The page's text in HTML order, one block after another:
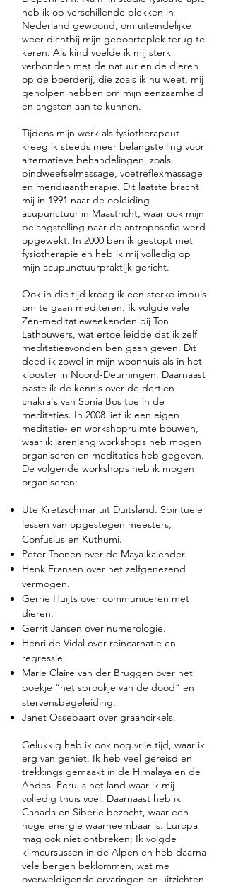
heb ik op verschillende plekken in
Nederland gewoond, om uiteindelijke
weer dichtbij mijn geboorteplek terug te
keren. Als kind voelde ik mij sterk
verbonden met de natuur en de dieren
op de boerderij, die zoals ik nu weet, mij
geholpen hebben om mijn eenzaamheid
en angsten aan te kunnen.
Tijdens mijn werk als fysiotherapeut
kreeg ik steeds meer belangstelling voor
alternatieve behandelingen, zoals
bindweefselmassage, voetreflexmassage
en meridiaantherapie. Dit laatste bracht
mij in 1991 naar de opleiding
acupunctuur in Maastricht, waar ook mijn
belangstelling naar de antroposofie werd
opgewekt. In 2000 ben ik gestopt met
fysiotherapie en heb ik mij volledig op
mijn acupunctuurpraktijk gericht.
Ook in die tijd kreeg ik een sterke impuls
om te gaan mediteren. Ik volgde vele
Zen-meditatieweekenden bij Ton
Lathouwers, wat ertoe leidde dat ik zelf
meditatieavonden ben gaan geven. Dit
deed ik zowel in mijn woonhuis als in het
klooster in Noord-Deurningen. Daarnaast
paste ik de kennis over de dertien
chakra's van Sonia Bos toe in de
meditaties. In 2008 liet ik een eigen
meditatie- en workshopruimte bouwen,
waar ik jarenlang workshops heb mogen
organiseren en meditaties heb gegeven.
De volgende workshops heb ik mogen
organiseren:
Ute Kretzschmar uit Duitsland. Spirituele
lessen van opgestegen meesters,
Confusius en Kuthumi.
Peter Toonen over de Maya kalender.
Henk Fransen over het zelfgenezend
vermogen.
Gerrie Huijts over communiceren met
dieren.
Gerrit Jansen over numerologie.
Henri de Vidal over reincarnatie en
regressie.
Marie Claire van der Bruggen over het
boekje “het sprookje van de dood” en
stervensbegeleiding.
Janet Ossebaart over graancirkels.
Gelukkig heb ik ook nog vrije tijd, waar ik
erg van geniet. Ik heb veel gereisd en
trekkings gemaakt in de Himalaya en de
Andes. Peru is het land waar ik mij
volledig thuis voel. Daarnaast heb ik
Canada en Siberië bezocht, waar een
hoge energie waarneembaar is. Europa
mag ook niet ontbreken; Ik volgde
klimcursussen in de Alpen en heb daarna
vele bergen beklommen, wat me
overweldigende ervaringen en uitzichten